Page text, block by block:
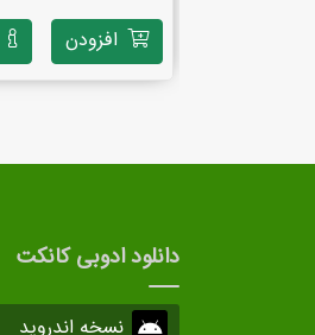
افزودن
دانلود ادوبی کانکت
نسخه اندروید